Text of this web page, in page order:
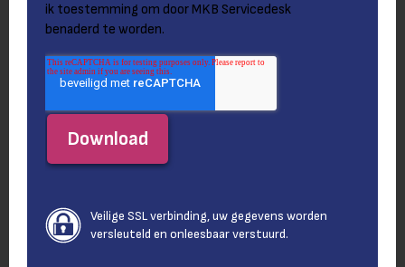
ik toestemming om door MKB Servicedesk
benaderd te worden.
Veilige SSL verbinding, uw gegevens worden
versleuteld en onleesbaar verstuurd.